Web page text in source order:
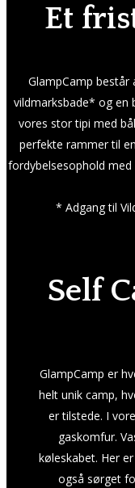
Et
GlampCamp består
vildmarksbade* og en
vores stor tipi med
perfekte rammer til
fordybelsesophold med
* Adgang til
Self
GlampCamp er
helt unik camp,
er tilstede. I
gaskomfur.
køleskabet. Her
også sørget